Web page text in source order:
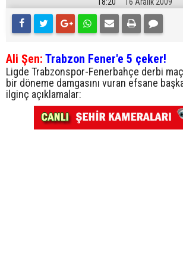
Ali Şen: Trabzon Fener'e 5 çeker!
Ligde Trabzonspor-Fenerbahçe derbi
bir döneme damgasını vuran efsane
ilginç açıklamalar: